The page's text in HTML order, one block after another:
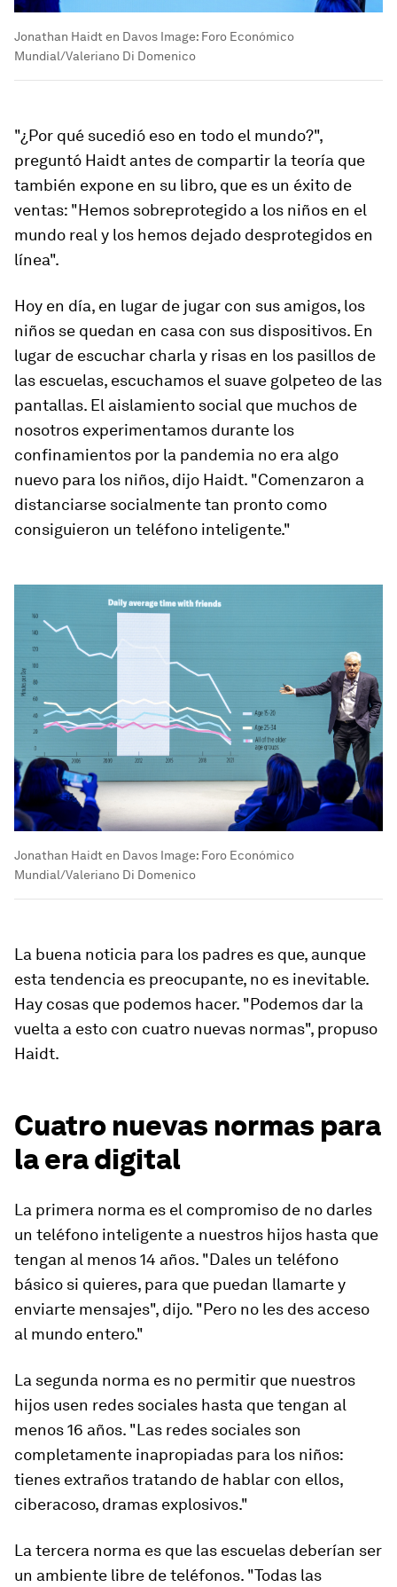
Jonathan Haidt en Davos Image: Foro Económico
Mundial/Valeriano Di Domenico
"¿Por qué sucedió eso en todo el mundo?",
preguntó Haidt antes de compartir la teoría que
también expone en su libro, que es un éxito de
ventas: "Hemos sobreprotegido a los niños en el
mundo real y los hemos dejado desprotegidos en
línea".
Hoy en día, en lugar de jugar con sus amigos, los
niños se quedan en casa con sus dispositivos. En
lugar de escuchar charla y risas en los pasillos de
las escuelas, escuchamos el suave golpeteo de las
pantallas. El aislamiento social que muchos de
nosotros experimentamos durante los
confinamientos por la pandemia no era algo
nuevo para los niños, dijo Haidt. "Comenzaron a
distanciarse socialmente tan pronto como
consiguieron un teléfono inteligente."
Jonathan Haidt en Davos Image: Foro Económico
Mundial/Valeriano Di Domenico
La buena noticia para los padres es que, aunque
esta tendencia es preocupante, no es inevitable.
Hay cosas que podemos hacer. "Podemos dar la
vuelta a esto con cuatro nuevas normas", propuso
Haidt.
Cuatro nuevas normas para
la era digital
La primera norma es el compromiso de no darles
un teléfono inteligente a nuestros hijos hasta que
tengan al menos 14 años. "Dales un teléfono
básico si quieres, para que puedan llamarte y
enviarte mensajes", dijo. "Pero no les des acceso
al mundo entero."
La segunda norma es no permitir que nuestros
hijos usen redes sociales hasta que tengan al
menos 16 años. "Las redes sociales son
completamente inapropiadas para los niños:
tienes extraños tratando de hablar con ellos,
ciberacoso, dramas explosivos."
La tercera norma es que las escuelas deberían ser
un ambiente libre de teléfonos. "Todas las